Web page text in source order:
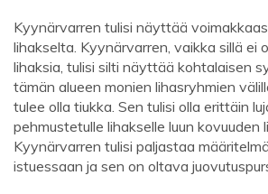
Kyynärvarren tulisi näyttää
lihakselta. Kyynärvarren, vaikka sillä ei
lihaksia, tulisi silti näyttää kohtalaisen
tämän alueen monien lihasryhmien
tulee olla tiukka. Sen tulisi olla erittäin
pehmustetulle lihakselle luun kovuuden
Kyynärvarren tulisi paljastaa
istuessaan ja sen on oltava